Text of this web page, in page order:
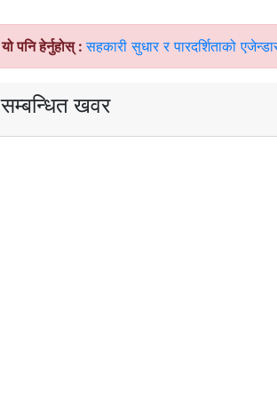
यो पनि हेर्नुहोस् :सहकारी सुधार र पारदर्शिताको
सम्बन्धित खवर